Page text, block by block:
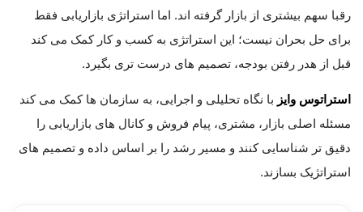
رقبا سهم بیشتری از بازار گرفته اند. اما استراتژی بازاریابی فقط
برای حل بحران نیست؛ این استراتژی به کسب و کار کمک می کند
قبل از هدر رفتن بودجه، تصمیم های درست تری بگیرد.
استراتوس وایز با نگاه تحلیلی و اجرایی، به سازمان ها کمک می کند
مسئله اصلی بازار، مشتری، پیام فروش و کانال های بازاریابی را
دقیق تر شناسایی کنند و مسیر رشد را بر اساس داده و تصمیم های
استراتژیک بسازند.